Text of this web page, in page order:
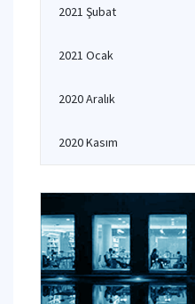
2021 Şubat
2021 Ocak
2020 Aralık
2020 Kasım